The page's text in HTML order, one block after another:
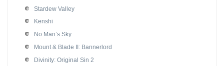
Stardew Valley
Kenshi
No Man’s Sky
Mount & Blade II: Bannerlord
Divinity: Original Sin 2